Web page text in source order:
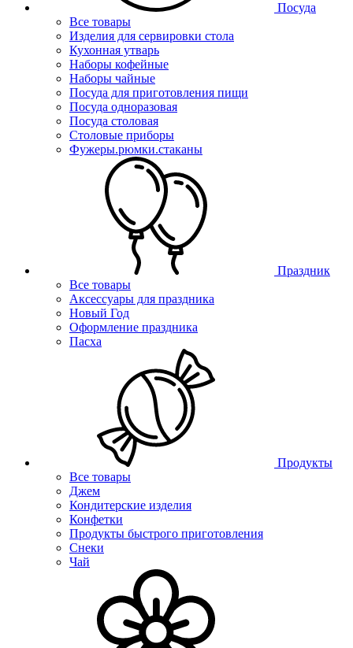
Посуда
Все товары
Изделия для сервировки стола
Кухонная утварь
Наборы кофейные
Наборы чайные
Посуда для приготовления пищи
Посуда одноразовая
Посуда столовая
Столовые приборы
Фужеры.рюмки.стаканы
Праздник
Все товары
Аксессуары для праздника
Новый Год
Оформление праздника
Пасха
Продукты
Все товары
Джем
Кондитерские изделия
Конфетки
Продукты быстрого приготовления
Снеки
Чай